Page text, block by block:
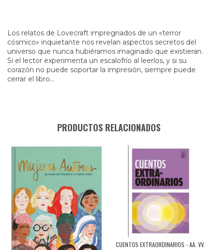
Los relatos de Lovecraft impregnados de un «terror
cósmico» inquietante nos revelan aspectos secretos del
universo que nunca hubiéramos imaginado que existieran.
Si el lector experimenta un escalofrío al leerlos, y si su
corazón no puede soportar la impresión, siempre puede
cerrar el libro…
PRODUCTOS RELACIONADOS
CUENTOS EXTRAORDINARIOS - AA. VV.